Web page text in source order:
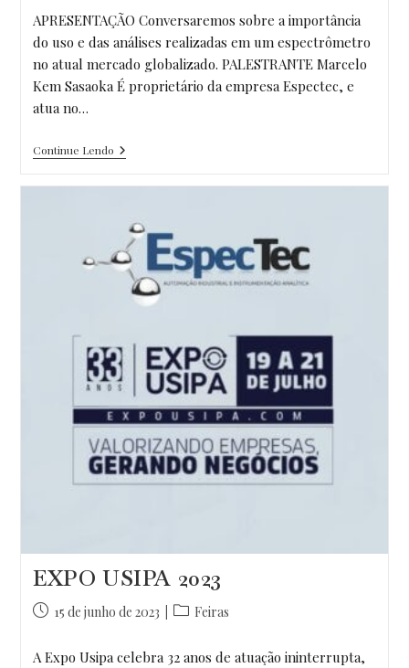
APRESENTAÇÃO Conversaremos sobre a importância
do uso e das análises realizadas em um espectrômetro
no atual mercado globalizado. PALESTRANTE Marcelo
Kem Sasaoka É proprietário da empresa Espectec, e
atua no…
Continue LendoInscreva-
Se
Importância
Das
Análises
Por
Espectrômetro
Para
Globalizado
EXPO USIPA 2023
Post15 de junho de 2023
Categoria
Feiras
A Expo Usipa celebra 32 anos de atuação ininterrupta,